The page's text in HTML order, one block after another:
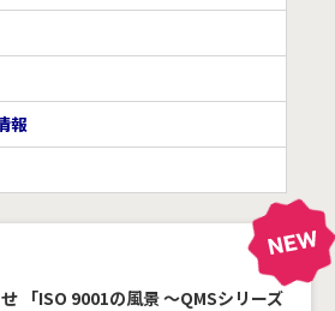
報
「ISO 9001の風景 ～QMSシリーズ